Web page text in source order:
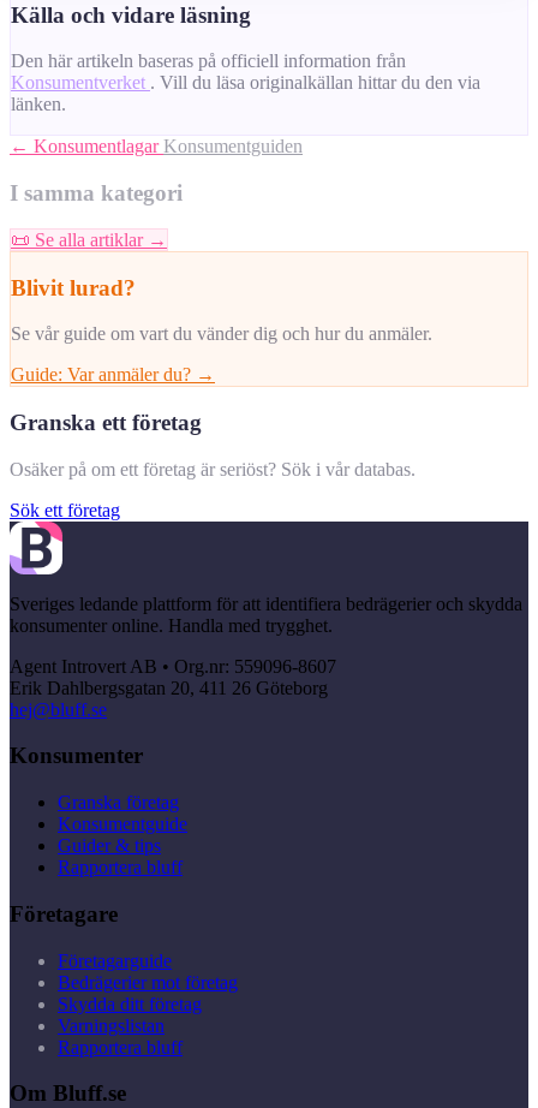
Källa och vidare läsning
Den här artikeln baseras på officiell information från
Konsumentverket . Vill du läsa originalkällan hittar du den via
länken.
← KonsumentlagarKonsumentguiden
I samma kategori
📜 Se alla artiklar →
Blivit lurad?
Se vår guide om vart du vänder dig och hur du anmäler.
Guide: Var anmäler du? →
Granska ett företag
Osäker på om ett företag är seriöst? Sök i vår databas.
Sök ett företag
Sveriges ledande plattform för att identifiera bedrägerier och skydda
konsumenter online. Handla med trygghet.
Agent Introvert AB • Org.nr: 559096-8607
Erik Dahlbergsgatan 20, 411 26 Göteborg
hej@bluff.se
Konsumenter
Granska företag
Konsumentguide
Guider & tips
Rapportera bluff
Företagare
Företagarguide
Bedrägerier mot företag
Skydda ditt företag
Varningslistan
Rapportera bluff
Om Bluff.se